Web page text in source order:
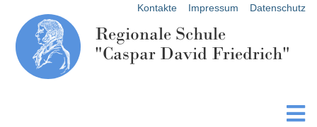
Kontakte Impressum Datenschutz
Regionale Schule
"Caspar David Friedrich"